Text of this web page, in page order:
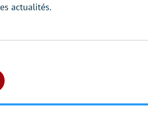
actualités.